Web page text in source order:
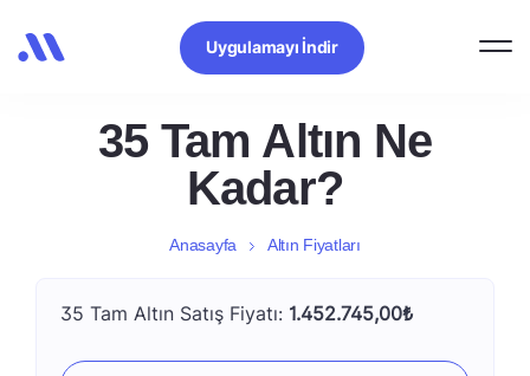
Uygulamayı İndir
35 Tam Altın Ne
Kadar?
Anasayfa Altın Fiyatları
35 Tam Altın Satış Fiyatı: 1.452.745,00₺